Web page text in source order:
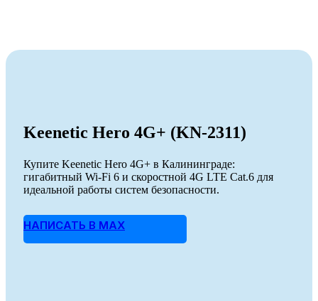
Keenetic Hero 4G+ (KN-2311)
Купите Keenetic Hero 4G+ в Калининграде:
гигабитный Wi-Fi 6 и скоростной 4G LTE Cat.6 для
идеальной работы систем безопасности.
НАПИСАТЬ В MAX